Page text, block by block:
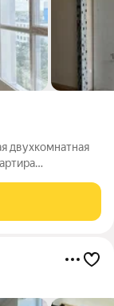
двухкомнатная
видом